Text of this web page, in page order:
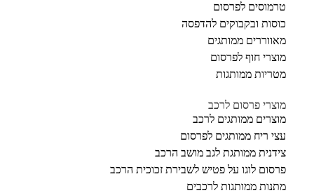
טרמוסים לפרסום
כוסות ובקבוקים להדפסה
מאווררים ממותגים
מוצרי חוף לפרסום
מטריות ממותגות
מוצרי פרסום לרכב
מוצרים ממותגים לרכב
עצי ריח ממותגים לפרסום
צידנית ממותגת לגב מושב הרכב
פרסום לוגו על פטיש לשבירת זכוכית הרכב
מתנות ממותגות לרכבים